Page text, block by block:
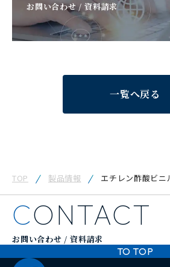
お問い合わせ / 資料請求
一覧へ戻る
TOP 製品情報 エチレン酢酸ビニ
CONTACT
お問い合わせ / 資料請求
TO TOP